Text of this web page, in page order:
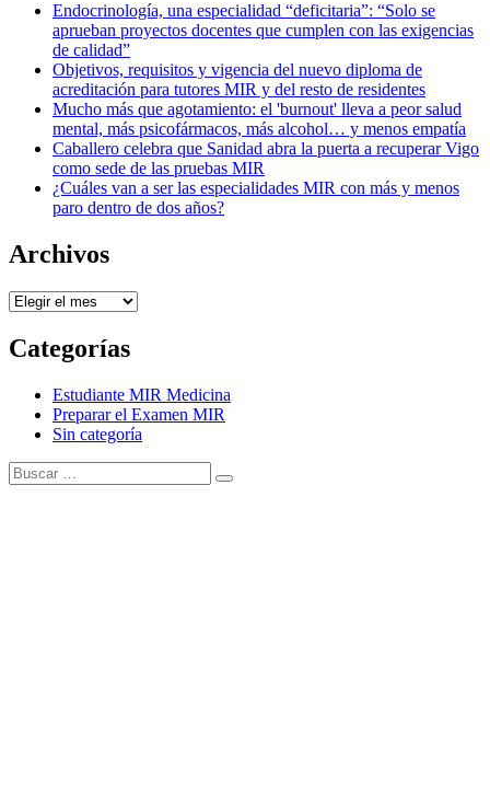
Endocrinología, una especialidad “deficitaria”: “Solo se
aprueban proyectos docentes que cumplen con las exigencias
de calidad”
Objetivos, requisitos y vigencia del nuevo diploma de
acreditación para tutores MIR y del resto de residentes
Mucho más que agotamiento: el 'burnout' lleva a peor salud
mental, más psicofármacos, más alcohol… y menos empatía
Caballero celebra que Sanidad abra la puerta a recuperar Vigo
como sede de las pruebas MIR
¿Cuáles van a ser las especialidades MIR con más y menos
paro dentro de dos años?
Archivos
Archivos
Categorías
Estudiante MIR Medicina
Preparar el Examen MIR
Sin categoría
Buscar:
Buscar